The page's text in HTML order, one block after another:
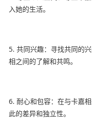
入她的生活。
5. 共同兴趣：寻找共同的
相之间的了解和共鸣。
6. 耐心和包容：在与卡嘉
此的差异和独立性。